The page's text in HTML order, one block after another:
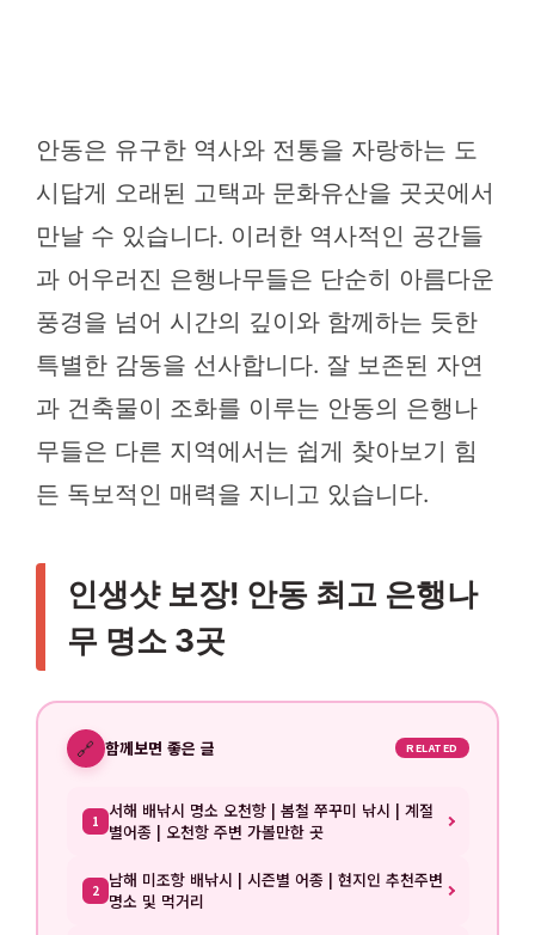
안동은 유구한 역사와 전통을 자랑하는 도
시답게 오래된 고택과 문화유산을 곳곳에서
만날 수 있습니다. 이러한 역사적인 공간들
과 어우러진 은행나무들은 단순히 아름다운
풍경을 넘어 시간의 깊이와 함께하는 듯한
특별한 감동을 선사합니다. 잘 보존된 자연
과 건축물이 조화를 이루는 안동의 은행나
무들은 다른 지역에서는 쉽게 찾아보기 힘
든 독보적인 매력을 지니고 있습니다.
인생샷 보장! 안동 최고 은행나
무 명소 3곳
🔗 함께보면 좋은 글 RELATED
1 서해 배낚시 명소 오천항 | 봄철 쭈꾸미 낚시 | 계절
별어종 | 오천항 주변 가볼만한 곳
2 남해 미조항 배낚시 | 시즌별 어종 | 현지인 추천주변
명소 및 먹거리